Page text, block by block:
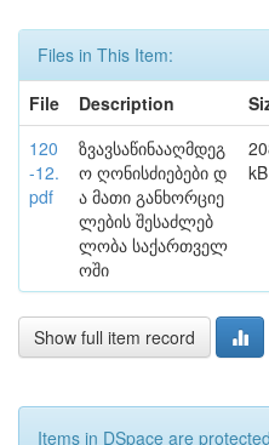
Files in This Item:
File
Description
120
-12.
pdf
ზვავსაწინააღმდეგ
ო ღონისძიებები დ
ა მათი განხორციე
ლების შესაძლებ
ლობა საქართველ
ოში
kB
Show full item record
Items in DSpace are